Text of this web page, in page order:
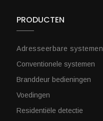
PRODUCTEN
Adresseerbare systemen
Conventionele systemen
Branddeur bedieningen
Voedingen
Residentiële detectie